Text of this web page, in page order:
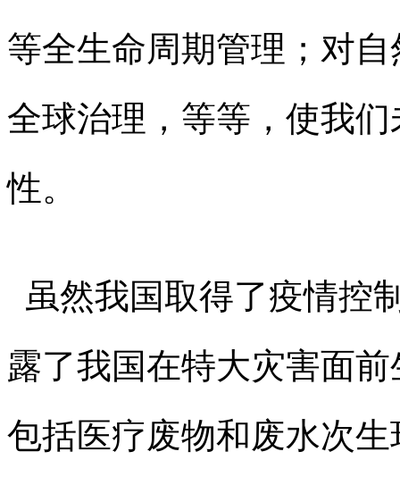
等全生命周期管理； 对
全球治理，等等，使我
性。
虽然我国取得了疫情控
露了我国在特大灾害面
包括医疗废物和废水次